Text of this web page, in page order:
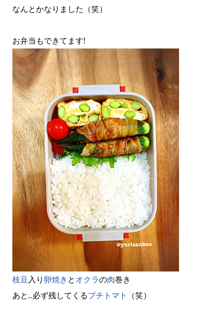
なんとかなりました（笑）
お弁当もできてます!
枝豆入り 卵焼き とオクラの肉巻き
あと‥必ず残してくるプチトマト （笑）